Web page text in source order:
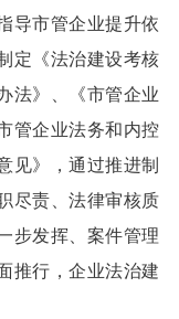
导市管企业提升依
定《法治建设考核
法》、《市管企业
管企业法务和内控
见》，通过推进制
尽责、法律审核质
步发挥、案件管理
推行，企业法治建